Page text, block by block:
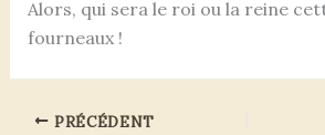
Alors, qui sera le roi ou la reine
fourneaux !
PRÉCÉDENT